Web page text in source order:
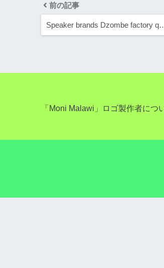
前の記事
Speaker brands Dzombe factory
「Moni Malawi」ロゴ製作者につ